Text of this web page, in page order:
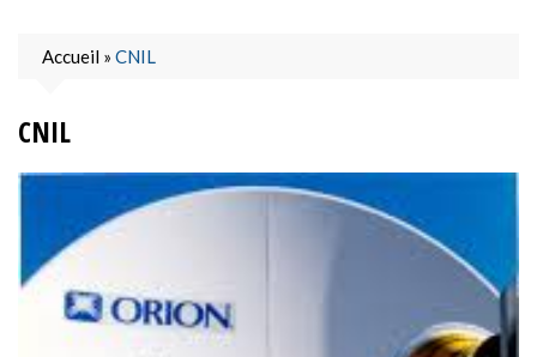
Accueil » CNIL
CNIL